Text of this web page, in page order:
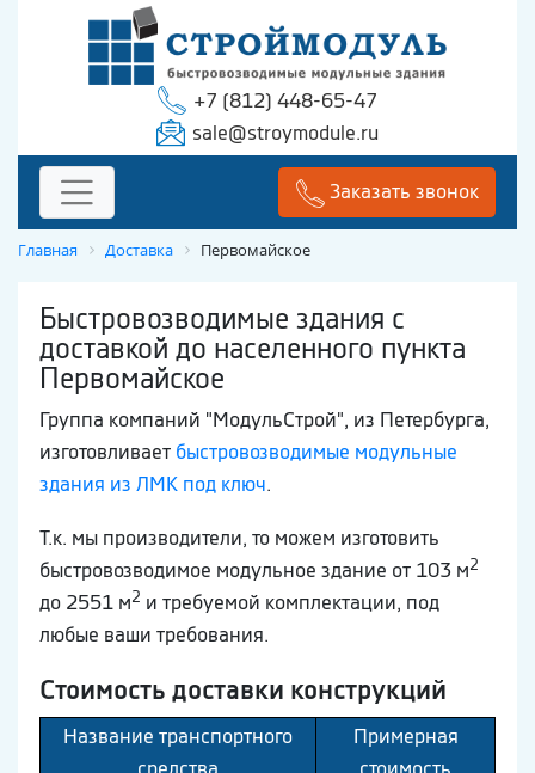
+7 (812) 448-65-47
sale@stroymodule.ru
Заказать звонок
Главная Доставка Первомайское
Быстровозводимые здания с
доставкой до населенного пункта
Первомайское
Группа компаний "МодульСтрой", из Петербурга,
изготовливает быстровозводимые модульные
здания из ЛМК под ключ.
Т.к. мы производители, то можем изготовить
быстровозводимое модульное здание от 103 м2
до 2551 м2 и требуемой комплектации, под
любые ваши требования.
Стоимость доставки конструкций
Название транспортного
Примерная